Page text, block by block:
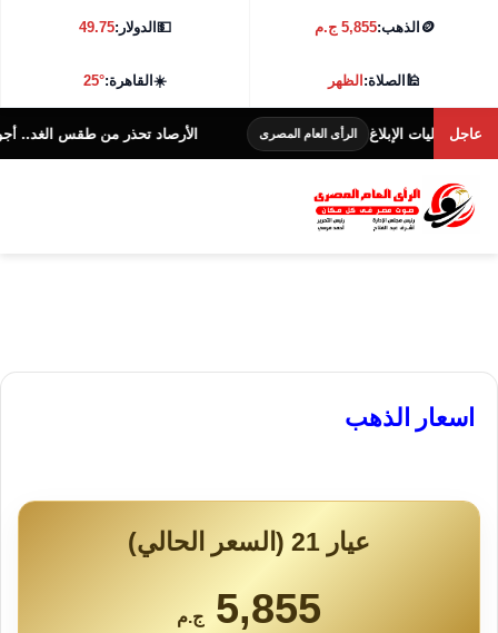
🪙 الذهب:5,855 ج.م 💵الدولار:49.75
🕌الصلاة:الظهر ☀️القاهرة:25°
عاجل
آليات الإبلاغ الرأى العام المصرى الأرصاد تحذر من طقس الغد.. أجواء شديدة
اسعار الذهب
عيار 21 (السعر الحالي)
5,855 ج.م